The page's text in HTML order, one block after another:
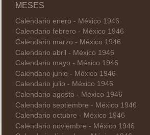
MESES
Calendario enero - México 1946
Calendario febrero - México 1946
Calendario marzo - México 1946
Calendario abril - México 1946
Calendario mayo - México 1946
Calendario junio - México 1946
Calendario julio - México 1946
Calendario agosto - México 1946
Calendario septiembre - México 1946
Calendario octubre - México 1946
Calendario noviembre - México 1946